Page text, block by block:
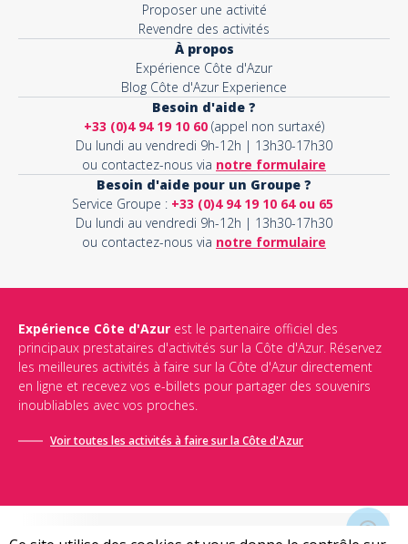
Proposer une activité
Revendre des activités
À propos
Expérience Côte d'Azur
Blog Côte d'Azur Experience
Besoin d'aide ?
+33 (0)4 94 19 10 60 (appel non surtaxé)
Du lundi au vendredi 9h-12h | 13h30-17h30
ou contactez-nous via notre formulaire
Besoin d'aide pour un Groupe ?
Service Groupe : +33 (0)4 94 19 10 64 ou 65
Du lundi au vendredi 9h-12h | 13h30-17h30
ou contactez-nous via notre formulaire
Expérience Côte d'Azur est le partenaire officiel des
principaux prestataires d'activités sur la Côte d'Azur. Réservez
les meilleures activités à faire sur la Côte d'Azur directement
en ligne et recevez vos e-billets pour partager des souvenirs
inoubliables avec vos proches.
Voir toutes les activités à faire sur la Côte d'Azur